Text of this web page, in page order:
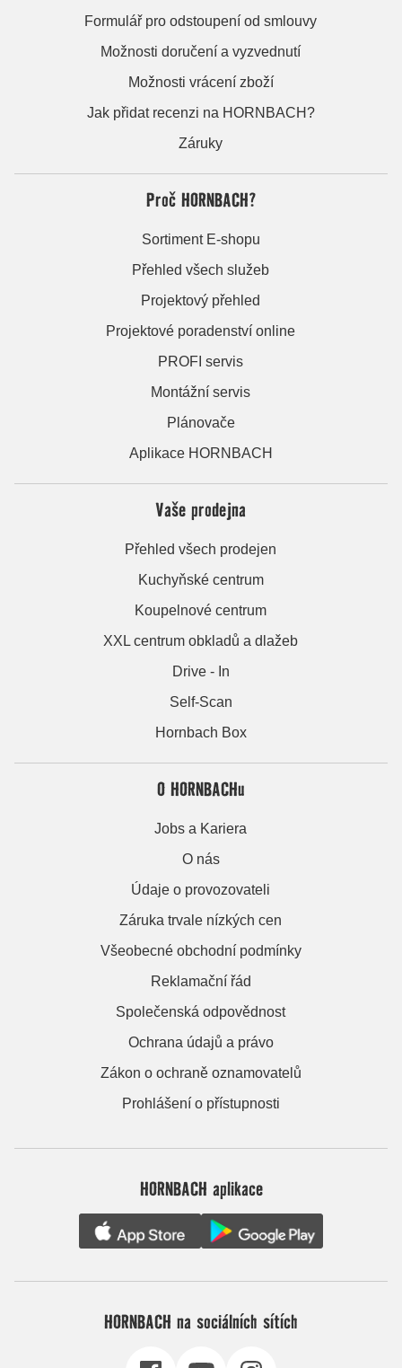
Formulář pro odstoupení od smlouvy
Možnosti doručení a vyzvednutí
Možnosti vrácení zboží
Jak přidat recenzi na HORNBACH?
Záruky
Proč HORNBACH?
Sortiment E-shopu
Přehled všech služeb
Projektový přehled
Projektové poradenství online
PROFI servis
Montážní servis
Plánovače
Aplikace HORNBACH
Vaše prodejna
Přehled všech prodejen
Kuchyňské centrum
Koupelnové centrum
XXL centrum obkladů a dlažeb
Drive - In
Self-Scan
Hornbach Box
O HORNBACHu
Jobs a Kariera
O nás
Údaje o provozovateli
Záruka trvale nízkých cen
Všeobecné obchodní podmínky
Reklamační řád
Společenská odpovědnost
Ochrana údajů a právo
Zákon o ochraně oznamovatelů
Prohlášení o přístupnosti
HORNBACH aplikace
HORNBACH na sociálních sítích